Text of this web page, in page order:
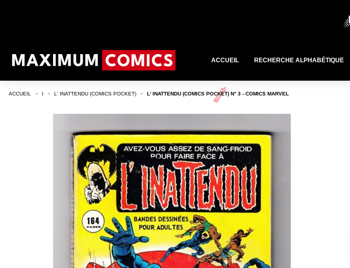
ACCUEIL RECHERCHE ALPHABÉTIQUE
ACCUEIL I L' INATTENDU (COMICS POCKET) L' INATTENDU (COMICS POCKET) N° 3 - COMICS MARVEL